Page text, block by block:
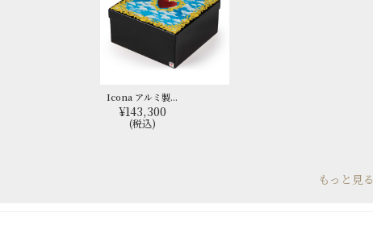
Icona アルミ製...
¥143,300
(税込)
もっと見る